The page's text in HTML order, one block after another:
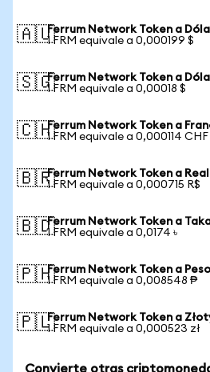
🇦🇺Ferrum Network Token a
1 FRM equivale a 0,000199 $
🇸🇬Ferrum Network Token a
1 FRM equivale a 0,00018 $
🇨🇭Ferrum Network Token a
1 FRM equivale a 0,000114 CHF
🇧🇷Ferrum Network Token a
1 FRM equivale a 0,000715 R$
🇧🇩Ferrum Network Token a
1 FRM equivale a 0,0174 ৳
🇵🇭Ferrum Network Token a
1 FRM equivale a 0,008548 ₱
🇵🇱Ferrum Network Token a
1 FRM equivale a 0,000523 zł
Convierte otras